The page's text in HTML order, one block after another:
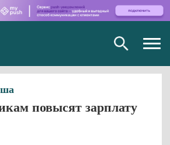
повысят зарплату